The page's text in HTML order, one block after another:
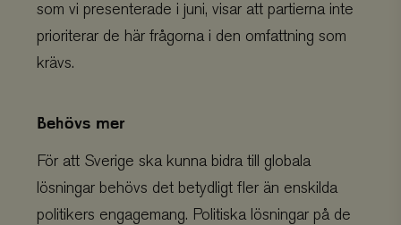
som vi presenterade i juni, visar att partierna inte
prioriterar de här frågorna i den omfattning som
krävs.
Behövs mer
För att Sverige ska kunna bidra till globala
lösningar behövs det betydligt fler än enskilda
politikers engagemang. Politiska lösningar på de